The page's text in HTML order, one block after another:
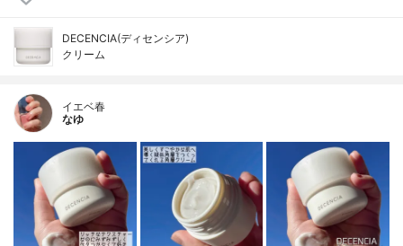
DECENCIA(ディセンシア)
クリーム
イエベ春
なゆ